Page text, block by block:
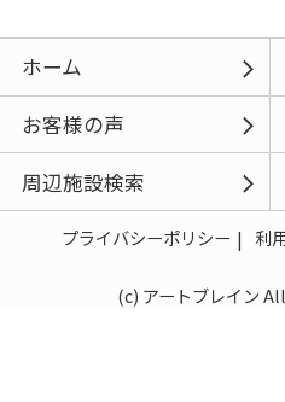
ホーム
お客様の声
周辺施設検索
プライバシーポリシー 利
(c) アートブレイン